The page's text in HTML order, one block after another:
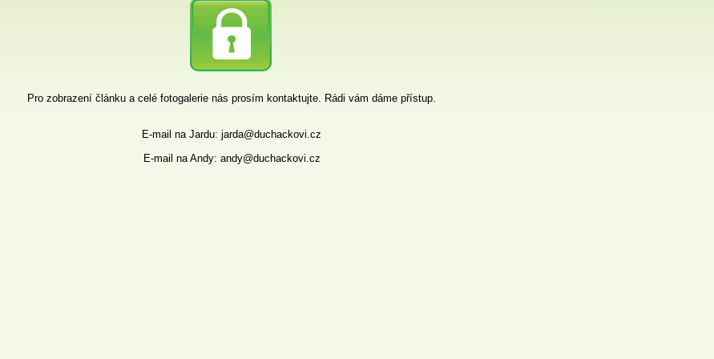
Pro zobrazení článku a celé fotogalerie nás prosím kontaktujte. Rádi vám dáme přístup.
E-mail na Jardu: jarda@duchackovi.cz
E-mail na Andy: andy@duchackovi.cz